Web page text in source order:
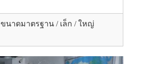
ขนาดมาตรฐาน / เล็ก / ใหญ่